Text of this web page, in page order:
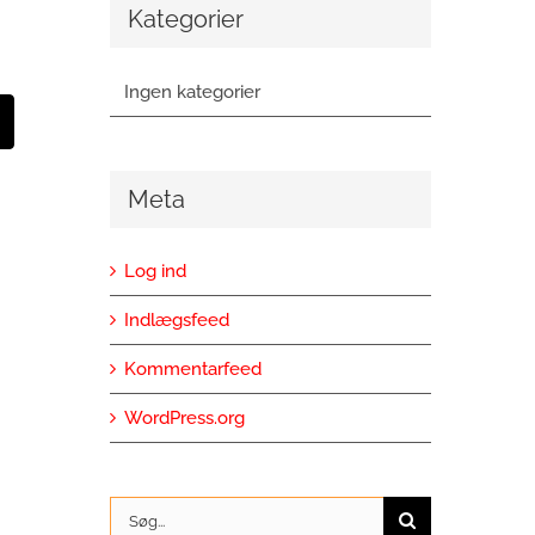
Kategorier
Ingen kategorier
Meta
Log ind
Indlægsfeed
Kommentarfeed
WordPress.org